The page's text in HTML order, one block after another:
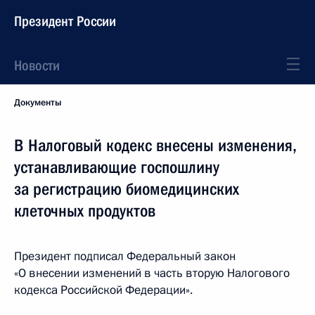
Президент России
Новости
Документы
В Налоговый кодекс внесены изменения,
устанавливающие госпошлину
за регистрацию биомедицинских
клеточных продуктов
Президент подписал Федеральный закон
«О внесении изменений в часть вторую Налогового
кодекса Российской Федерации».